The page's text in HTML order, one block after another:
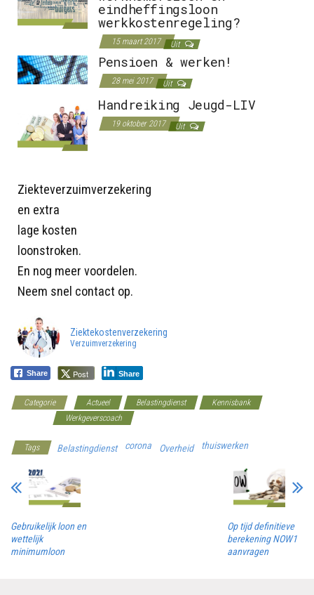
eindheffingsloon
werkkostenregeling?
15 maart 2017 Uit
Pensioen & werken!
28 mei 2017 Uit
Handreiking Jeugd-LIV
19 oktober 2017 Uit
Ziekteverzuimverzekering
en extra
lage kosten
loonstroken.
En nog meer voordelen.
Neem snel contact op.
Ziektekostenverzekering
Verzuimverzekering
Share Post Share
Categorie Actueel Belastingdienst
Kennisbank
Werkgeverscoach
Tags Belastingdienst corona Overheid thuiswerken
Gebruikelijk loon en
wettelijk
minimumloon
Op tijd definitieve
berekening NOW1
aanvragen